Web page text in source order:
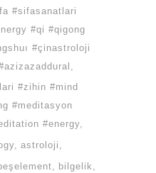
#sifasanatlari
#qi #qigong
#çinastroloji
#zihin #mind
#meditasyon
#energy
astroloji
bilgelik